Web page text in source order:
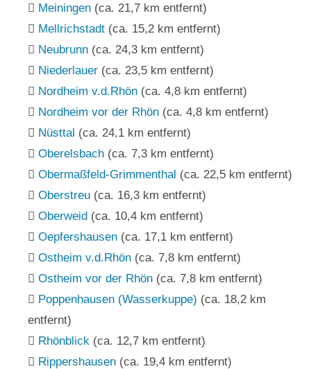
Meiningen (ca. 21,7 km entfernt)
Mellrichstadt (ca. 15,2 km entfernt)
Neubrunn (ca. 24,3 km entfernt)
Niederlauer (ca. 23,5 km entfernt)
Nordheim v.d.Rhön (ca. 4,8 km entfernt)
Nordheim vor der Rhön (ca. 4,8 km entfernt)
Nüsttal (ca. 24,1 km entfernt)
Oberelsbach (ca. 7,3 km entfernt)
Obermaßfeld-Grimmenthal (ca. 22,5 km entfernt)
Oberstreu (ca. 16,3 km entfernt)
Oberweid (ca. 10,4 km entfernt)
Oepfershausen (ca. 17,1 km entfernt)
Ostheim v.d.Rhön (ca. 7,8 km entfernt)
Ostheim vor der Rhön (ca. 7,8 km entfernt)
Poppenhausen (Wasserkuppe) (ca. 18,2 km
entfernt)
Rhönblick (ca. 12,7 km entfernt)
Rippershausen (ca. 19,4 km entfernt)